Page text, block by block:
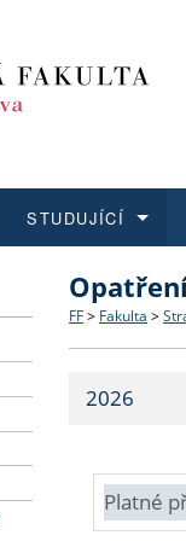
Struktura
Strategie
Fakultní
Co
Učitelské
STUDUJÍCÍ
O vědě a
Aktuální
FF > Fakulta >
2026
Platné